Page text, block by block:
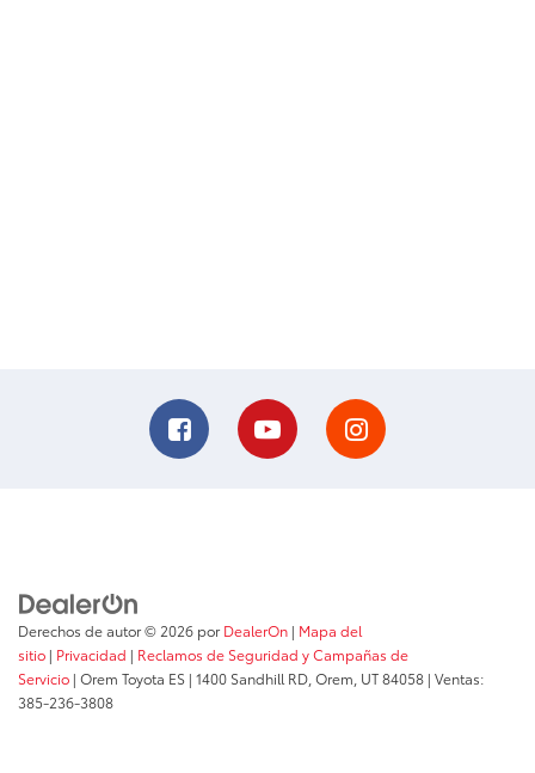
Derechos de autor © 2026 porDealerOn | Mapa del
sitio | Privacidad | Reclamos de Seguridad y Campañas de
Servicio | Orem Toyota ES | 1400 Sandhill RD, Orem, UT84058 | Ventas:
385-236-3808